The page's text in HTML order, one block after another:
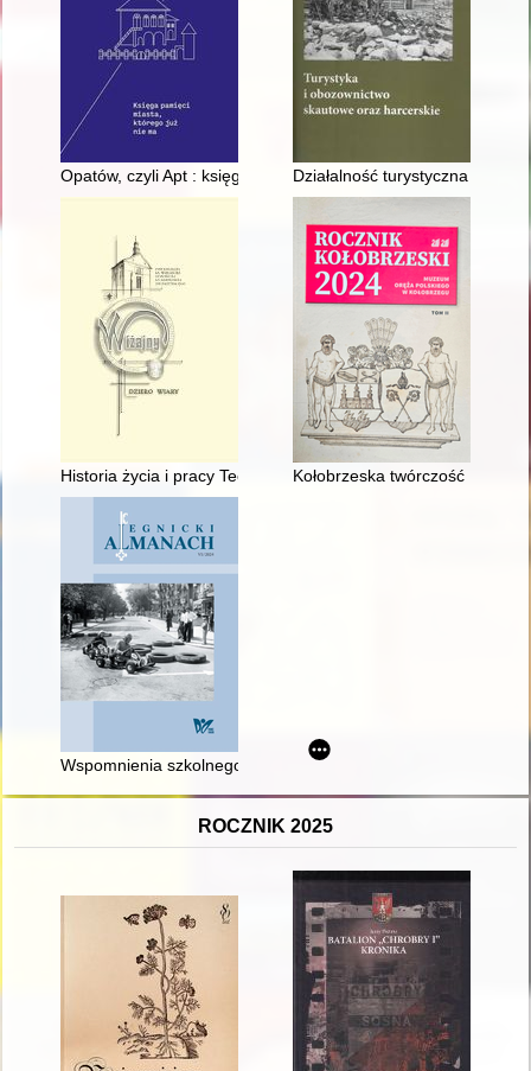
Opatów, czyli Apt : księga pamięci miasta, którego już nie ma
Działalność turystyczna i
Historia życia i pracy Teofili Teresy Jacuńskiej (1900-1984)
Kołobrzeska twórczość
Wspomnienia szkolnego mundurka
ROCZNIK 2025